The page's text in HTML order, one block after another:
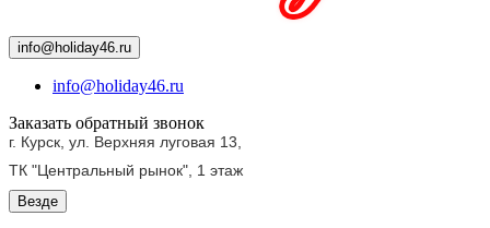
info@holiday46.ru
info@holiday46.ru
Заказать обратный звонок
г. Курск, ул. Верхняя луговая 13,
ТК "Центральный рынок", 1 этаж
Везде